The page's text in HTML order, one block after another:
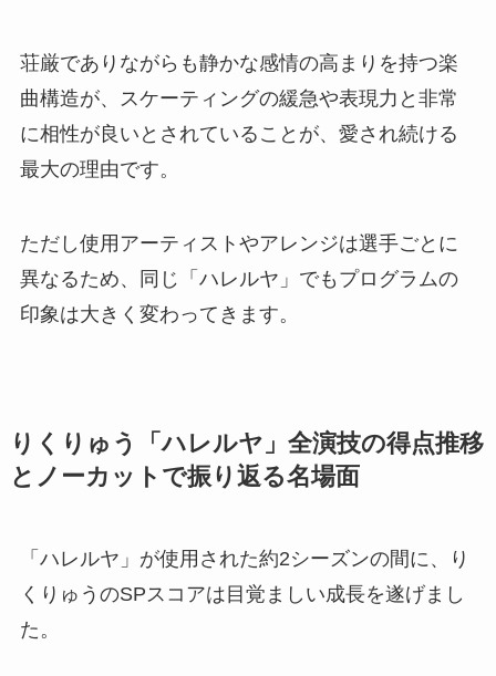
荘厳でありながらも静かな感情の高まりを持つ楽
曲構造が、スケーティングの緩急や表現力と非常
に相性が良いとされていることが、愛され続ける
最大の理由です。
ただし使用アーティストやアレンジは選手ごとに
異なるため、同じ「ハレルヤ」でもプログラムの
印象は大きく変わってきます。
りくりゅう「ハレルヤ」全演技の得点推移
とノーカットで振り返る名場面
「ハレルヤ」が使用された約2シーズンの間に、り
くりゅうのSPスコアは目覚ましい成長を遂げまし
た。